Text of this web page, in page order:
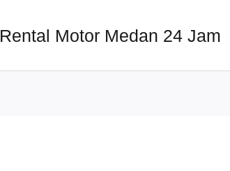
Rental Motor Medan 24 Jam